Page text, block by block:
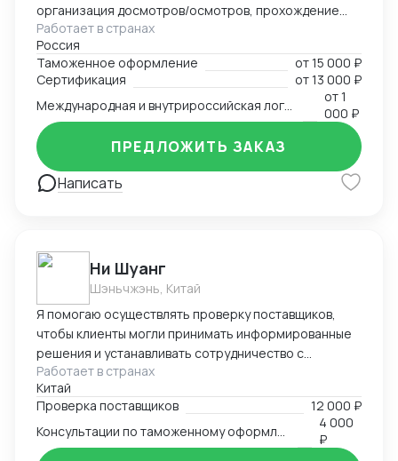
организация досмотров/осмотров, прохождение
доп. проверок, возврат обеспечения; — логистика:
авто, авиа, морской транспорт, ж/д; — консалтинг
и сопровождение по таможенным процедурам,
валютному контролю и бухгалтерии;
— бухгалтерский аутсорсинг; — получение
разрешительной документации: сертификаты,
разрешения.
Работает в странах
Россия
Таможенное оформление
от15 000 ₽
Сертификация
от13 000 ₽
от1
000 ₽
Написать
ПРЕДЛОЖИТЬ ЗАКАЗ
Ни Шуанг
Шэньчжэнь, Китай
Я помогаю осуществлять проверку поставщиков,
чтобы клиенты могли принимать информированные
решения и устанавливать сотрудничество с
надежными и квалифицированными партнерами.
Произвожу тщательный анализ рынка и имею
прочные связи с местными поставщиками и
таможенными органами. Я глубоко понимаю
требования и сложности, с которыми сталкиваются
Работает в странах
Китай
Проверка поставщиков
12 000 ₽
4 000
₽